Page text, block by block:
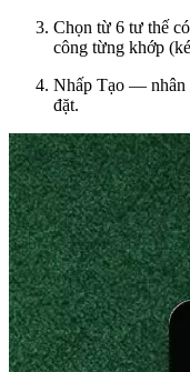
Chọn từ 6 tư thế
công từng khớp
Nhấp Tạo — nhân
đặt.